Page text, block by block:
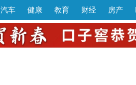
汽车 健康 教育 财经 房产